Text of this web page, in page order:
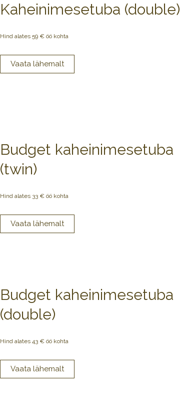
Kaheinimesetuba (double)
Hind alates 59 € öö kohta
Budget kaheinimesetuba
(twin)
Hind alates 33 € öö kohta
Budget kaheinimesetuba
(double)
Hind alates 43 € öö kohta